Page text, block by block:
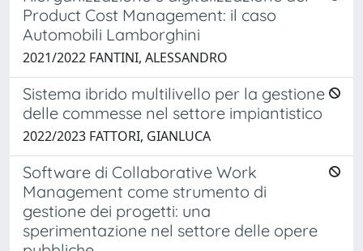
Product Cost Management: il caso
Automobili Lamborghini
2021/2022 FANTINI, ALESSANDRO
Sistema ibrido multilivello per la gestione
delle commesse nel settore impiantistico
2022/2023 FATTORI, GIANLUCA
Software di Collaborative Work
Management come strumento di
gestione dei progetti: una
sperimentazione nel settore delle opere